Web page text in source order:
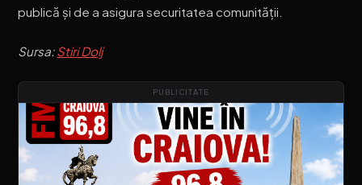
publică și de a asigura securitatea comunității.
Sursa:Stiri Dolj
PUBLICITATE